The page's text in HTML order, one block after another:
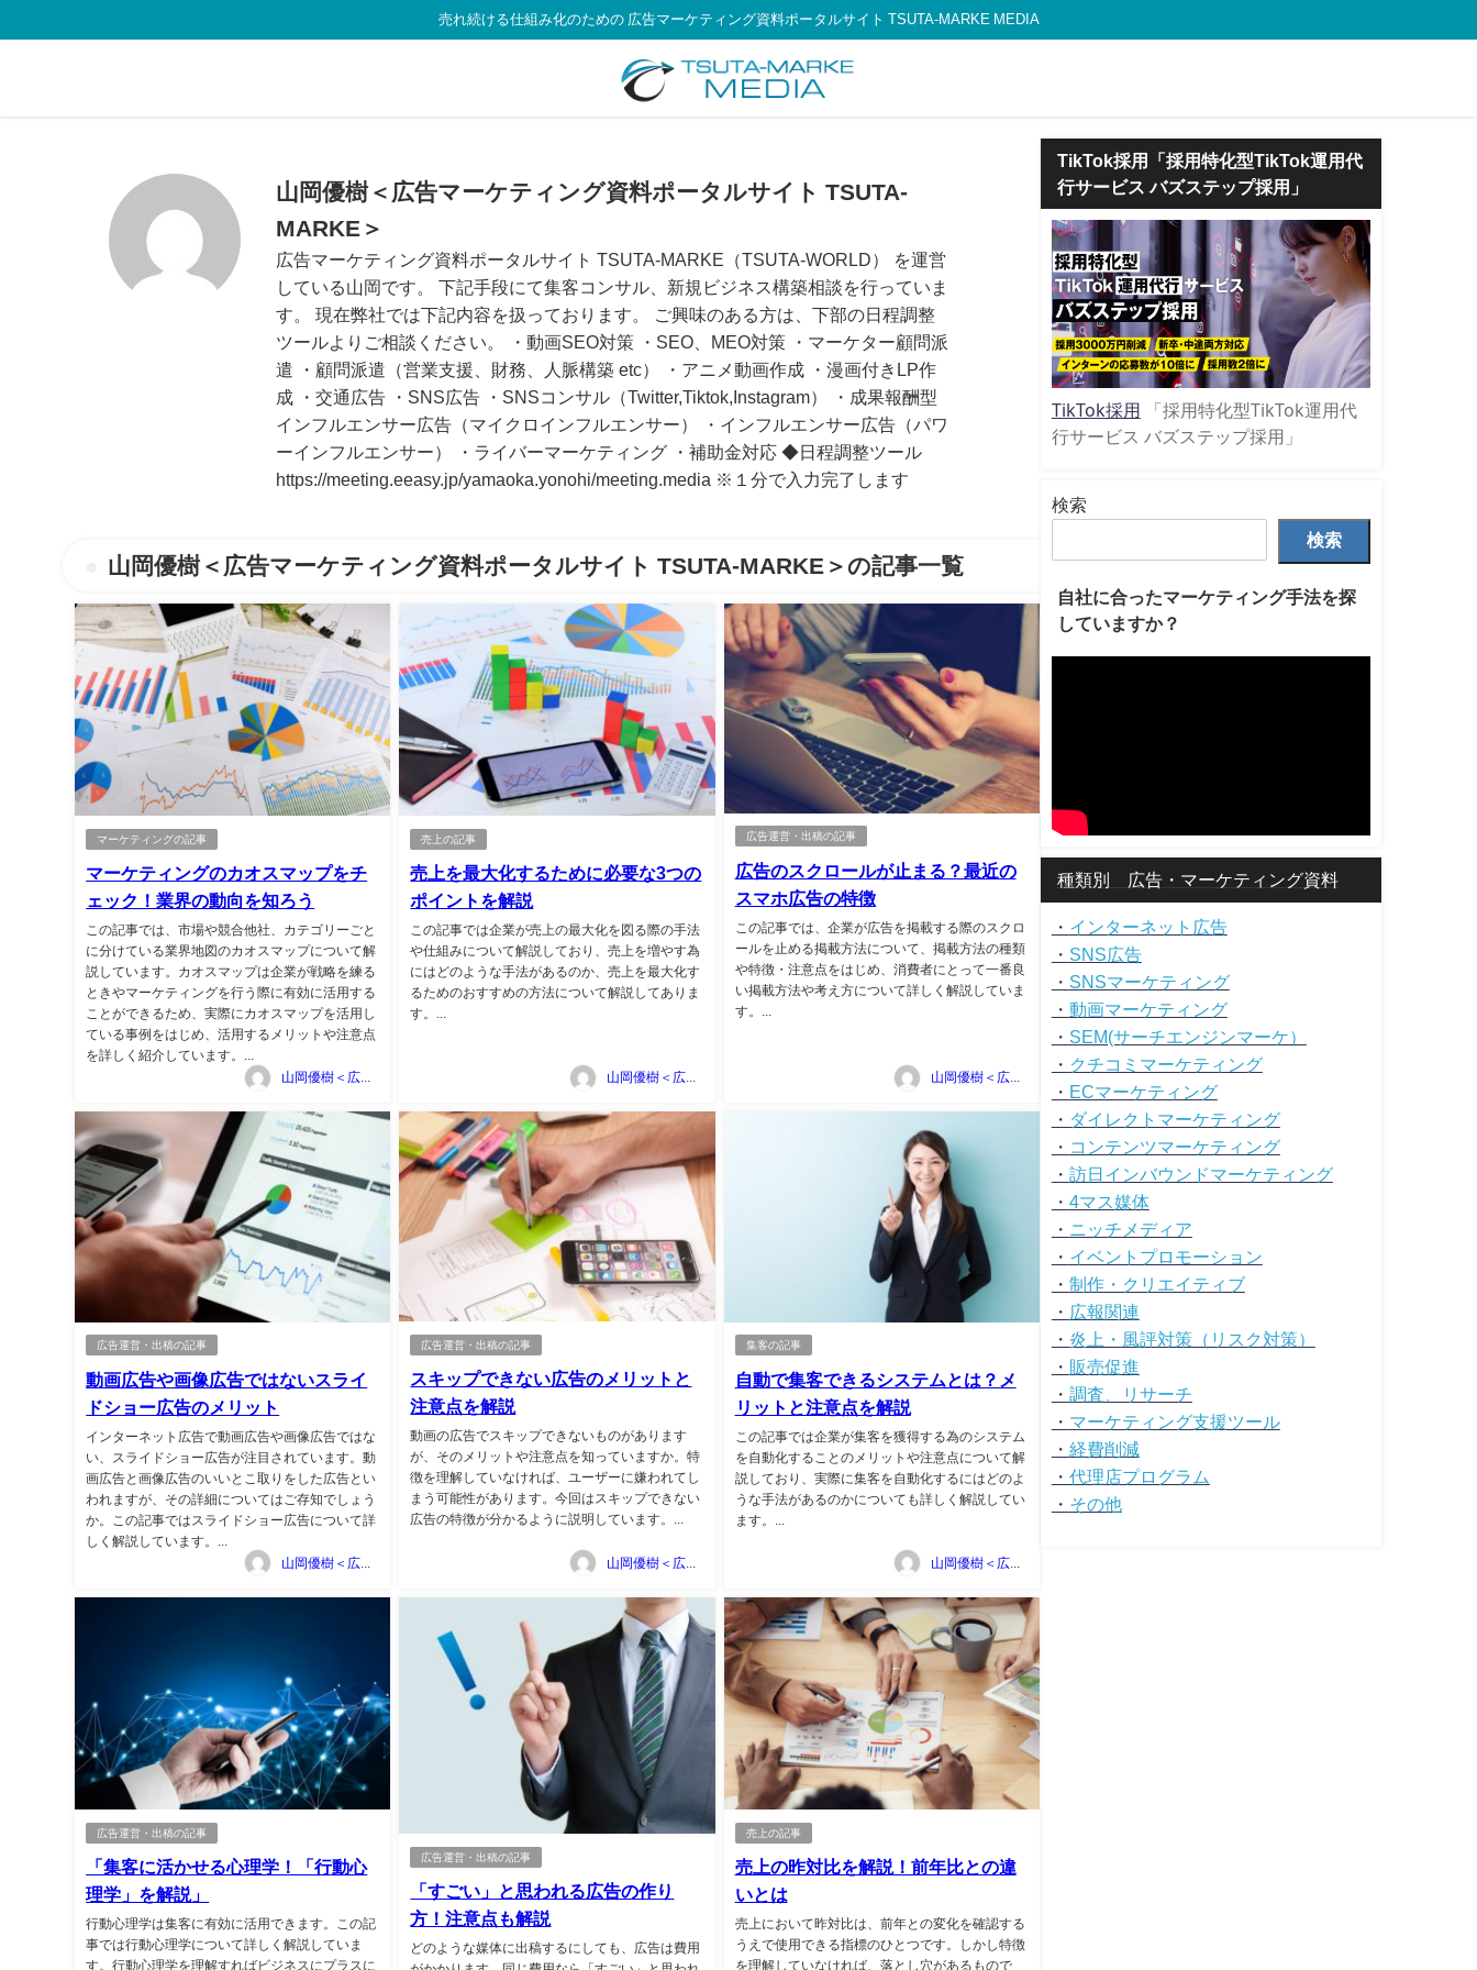
売れ続ける仕組み化のための 広告マーケティング資料ポータルサイト TSUTA-MARKE MEDIA
山岡優樹＜広告マーケティング資料ポータルサイト TSUTA-
MARKE＞
広告マーケティング資料ポータルサイト TSUTA-MARKE（TSUTA-WORLD） を運営
している山岡です。 下記手段にて集客コンサル、新規ビジネス構築相談を行っていま
す。 現在弊社では下記内容を扱っております。 ご興味のある方は、下部の日程調整
ツールよりご相談ください。 ・動画SEO対策 ・SEO、MEO対策 ・マーケター顧問派
遣 ・顧問派遣（営業支援、財務、人脈構築 etc） ・アニメ動画作成 ・漫画付きLP作
成 ・交通広告 ・SNS広告 ・SNSコンサル（Twitter,Tiktok,Instagram） ・成果報酬型
インフルエンサー広告（マイクロインフルエンサー） ・インフルエンサー広告（パワ
ーインフルエンサー） ・ライバーマーケティング ・補助金対応 ◆日程調整ツール
https://meeting.eeasy.jp/yamaoka.yonohi/meeting.media ※１分で入力完了します
山岡優樹＜広告マーケティング資料ポータルサイト TSUTA-MARKE＞の記事一覧
マーケティングの記事
マーケティングのカオスマップをチ
ェック！業界の動向を知ろう
この記事では、市場や競合他社、カテゴリーごと
に分けている業界地図のカオスマップについて解
説しています。カオスマップは企業が戦略を練る
ときやマーケティングを行う際に有効に活用する
ことができるため、実際にカオスマップを活用し
ている事例をはじめ、活用するメリットや注意点
を詳しく紹介しています。...
売上の記事
売上を最大化するために必要な3つの
ポイントを解説
この記事では企業が売上の最大化を図る際の手法
や仕組みについて解説しており、売上を増やす為
にはどのような手法があるのか、売上を最大化す
るためのおすすめの方法について解説してありま
す。...
広告運営・出稿の記事
広告のスクロールが止まる？最近の
スマホ広告の特徴
この記事では、企業が広告を掲載する際のスクロ
ールを止める掲載方法について、掲載方法の種類
や特徴・注意点をはじめ、消費者にとって一番良
い掲載方法や考え方について詳しく解説していま
す。...
広告運営・出稿の記事
動画広告や画像広告ではないスライ
ドショー広告のメリット
インターネット広告で動画広告や画像広告ではな
い、スライドショー広告が注目されています。動
画広告と画像広告のいいとこ取りをした広告とい
われますが、その詳細についてはご存知でしょう
か。この記事ではスライドショー広告について詳
しく解説しています。...
広告運営・出稿の記事
スキップできない広告のメリットと
注意点を解説
動画の広告でスキップできないものがあります
が、そのメリットや注意点を知っていますか。特
徴を理解していなければ、ユーザーに嫌われてし
まう可能性があります。今回はスキップできない
広告の特徴が分かるように説明しています。...
山岡優樹＜広告マーケティング資料ポータルサイト TSUTA-MARKE＞
集客の記事
自動で集客できるシステムとは？メ
リットと注意点を解説
この記事では企業が集客を獲得する為のシステム
を自動化することのメリットや注意点について解
説しており、実際に集客を自動化するにはどのよ
うな手法があるのかについても詳しく解説してい
ます。...
山岡優樹＜広告マーケティング資料ポータルサイト TSUTA-MARKE＞
広告運営・出稿の記事
「集客に活かせる心理学！「行動心
理学」を解説」
行動心理学は集客に有効に活用できます。この記
事では行動心理学について詳しく解説していま
す。行動心理学を理解すればビジネスにプラスに
広告運営・出稿の記事
「すごい」と思われる広告の作り
方！注意点も解説
どのような媒体に出稿するにしても、広告は費用
売上の記事
売上の昨対比を解説！前年比との違
いとは
売上において昨対比は、前年との変化を確認する
うえで使用できる指標のひとつです。しかし特徴
を理解していなければ、落とし穴があるもので
TikTok採用「採用特化型TikTok運用代
行サービス バズステップ採用」
TikTok採用 「採用特化型TikTok運用代
行サービス バズステップ採用」
検索
検索
自社に合ったマーケティング手法を探
していますか？
種類別 広告・マーケティング資料
・ インターネット広告
・ SNS広告
・ SNSマーケティング
・ 動画マーケティング
・ SEM(サーチエンジンマーケ）
・ クチコミマーケティング
・ ECマーケティング
・ ダイレクトマーケティング
・ コンテンツマーケティング
・ 訪日インバウンドマーケティング
・ 4マス媒体
・ ニッチメディア
・ イベントプロモーション
・ 制作・クリエイティブ
・ 広報関連
・ 炎上・風評対策（リスク対策）
・ 販売促進
・ 調査、リサーチ
・ マーケティング支援ツール
・ 経費削減
・ 代理店プログラム
・ その他